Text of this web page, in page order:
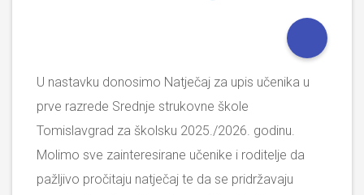
U nastavku donosimo Natječaj za upis učenika u
prve razrede Srednje strukovne škole
Tomislavgrad za školsku 2025./2026. godinu.
Molimo sve zainteresirane učenike i roditelje da
pažljivo pročitaju natječaj te da se pridržavaju